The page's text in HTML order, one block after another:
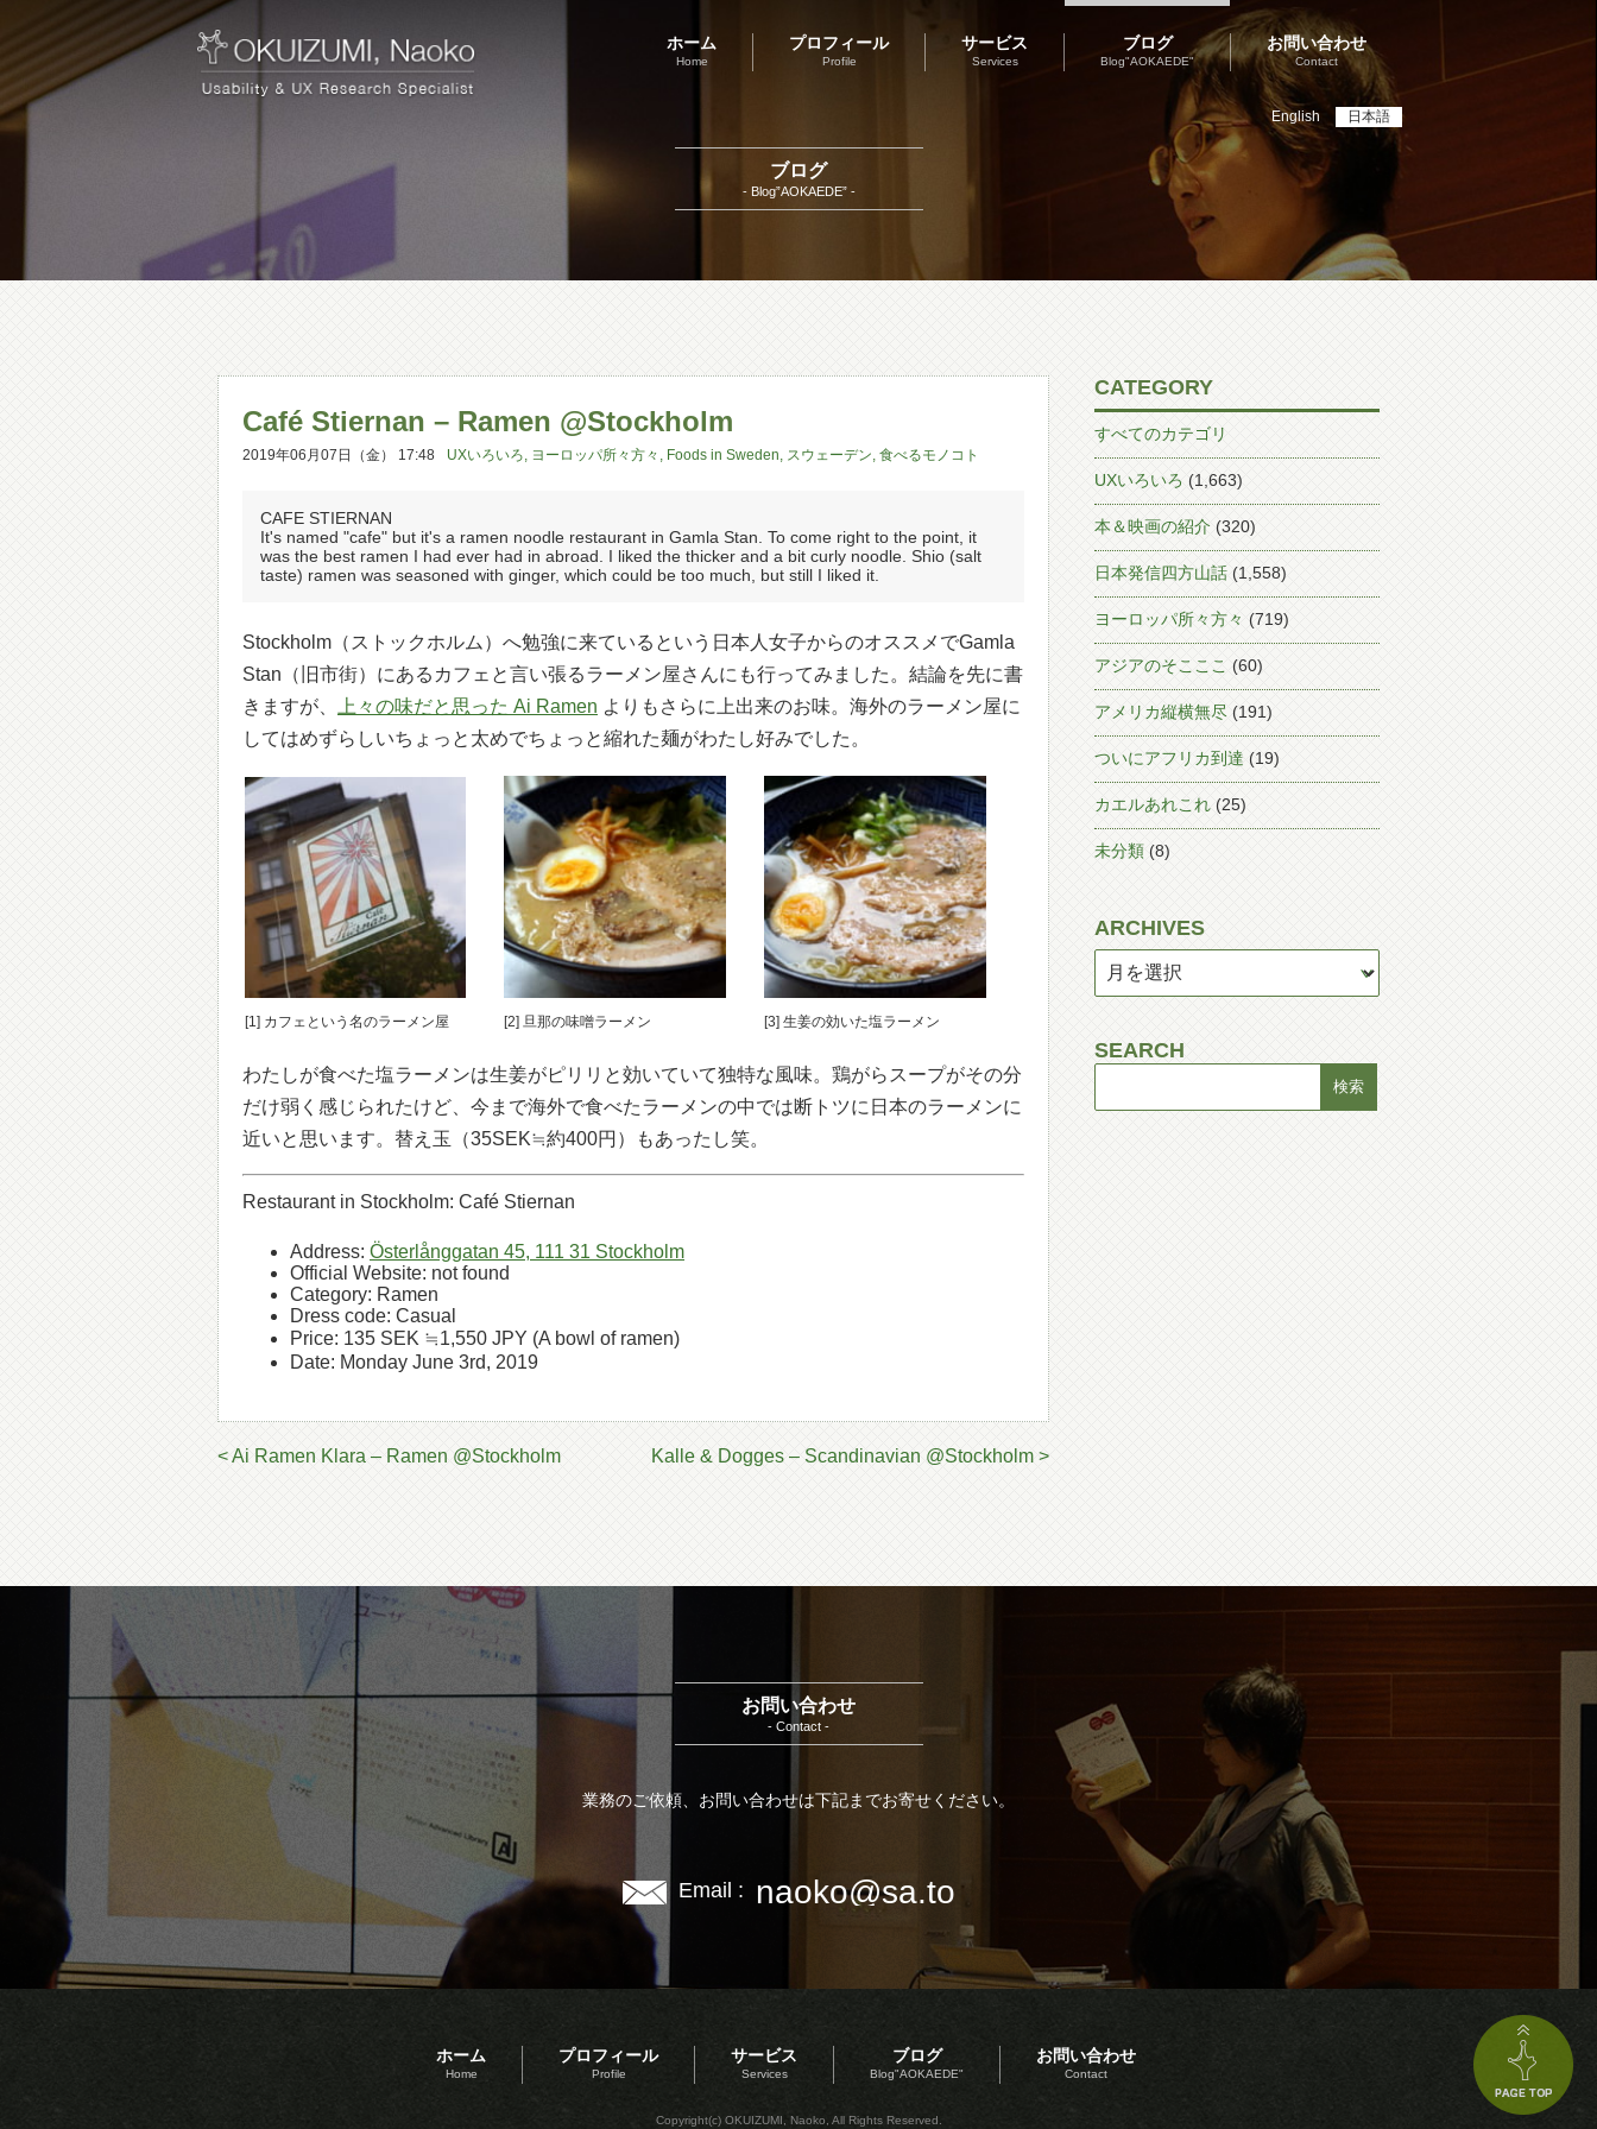
English 日本語
ホーム
Home
プロフィール
Profile
サービス
Services
ブログ
Blog"AOKAEDE"
お問い合わせ
Contact
ブログ
- Blog”AOKAEDE” -
Café Stiernan – Ramen @Stockholm
2019年06月07日（金） 17:48 UXいろいろ, ヨーロッパ所々方々 , Foods in Sweden, スウェーデン, 食べるモノコト
CAFE STIERNAN
It's named "cafe" but it's a ramen noodle restaurant in Gamla Stan. To come right to the point, it
was the best ramen I had ever had in abroad. I liked the thicker and a bit curly noodle. Shio (salt
taste) ramen was seasoned with ginger, which could be too much, but still I liked it.
Stockholm（ストックホルム）へ勉強に来ているという日本人女子からのオススメでGamla
Stan（旧市街）にあるカフェと言い張るラーメン屋さんにも行ってみました。結論を先に書
きますが、
上々の味だと思った Ai Ramen よりもさらに上出来のお味。海外のラーメン屋に
してはめずらしいちょっと太めでちょっと縮れた麺がわたし好みでした。
[1] カフェという名のラーメン屋 [2] 旦那の味噌ラーメン [3] 生姜の効いた塩ラーメン
わたしが食べた塩ラーメンは生姜がピリリと効いていて独特な風味。鶏がらスープがその分
だけ弱く感じられたけど、今まで海外で食べたラーメンの中では断トツに日本のラーメンに
近いと思います。替え玉（35SEK≒約400円）もあったし笑。
Restaurant in Stockholm: Café Stiernan
Address: Österlånggatan 45, 111 31 Stockholm
Official Website: not found
Category: Ramen
Dress code: Casual
Price: 135 SEK ≒1,550 JPY (A bowl of ramen)
Date: Monday June 3rd, 2019
< Ai Ramen Klara – Ramen @Stockholm Kalle & Dogges – Scandinavian @Stockholm >
CATEGORY
すべてのカテゴリ
UXいろいろ (1,663)
本＆映画の紹介 (320)
日本発信四方山話 (1,558)
ヨーロッパ所々方々 (719)
アジアのそこここ (60)
アメリカ縦横無尽 (191)
ついにアフリカ到達 (19)
カエルあれこれ (25)
未分類 (8)
ARCHIVES
SEARCH
お問い合わせ
- Contact -
業務のご依頼、お問い合わせは下記までお寄せください。
Email : naoko@sa.to
ホーム
Home
プロフィール
Profile
サービス
Services
ブログ
Blog"AOKAEDE"
お問い合わせ
Contact
Copyright(c) OKUIZUMI, Naoko, All Rights Reserved.